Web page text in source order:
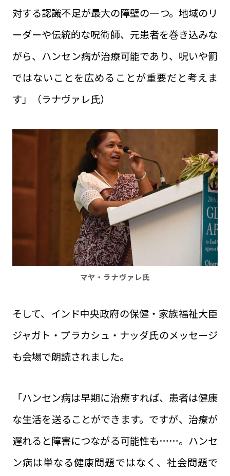
対する認識不足が最大の障壁の一つ。地域のリ
ーダーや伝統的な呪術師、元患者を巻き込みな
がら、ハンセン病が治療可能であり、呪いや罰
ではないことを広めることが重要だと考えま
す」（ラナヴァレ氏）
マヤ・ラナヴァレ氏
そして、インド中央政府の保健・家族福祉大臣
ジャガト・プラカシュ・ナッダ氏のメッセージ
も会場で朗読されました。
「ハンセン病は早期に治療すれば、患者は健康
な生活を送ることができます。ですが、治療が
遅れると障害につながる可能性も……。ハンセ
ン病は単なる健康問題ではなく、社会問題で